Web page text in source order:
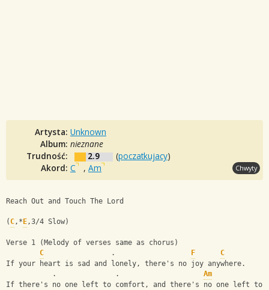
Artysta: Unknown
Album: nieznane
Trudność:
2.9 (poczatkujacy)
Akord: C , Am Chwyty
Reach Out and Touch The Lord
( C,* E,3/4 Slow)
Verse 1 (Melody of verses same as chorus)
C . F
C
If your heart is sad and lonely, there's no joy anywhere.
.              . Am
If there's no one left to comfort, and there's no one left to